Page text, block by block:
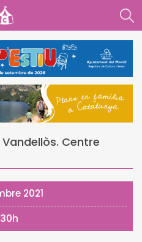
Vandellòs. Centre
2021